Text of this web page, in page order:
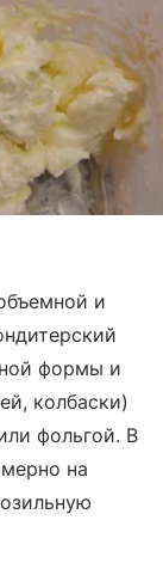
и
формы и
колбаски)
фольгой. В
на